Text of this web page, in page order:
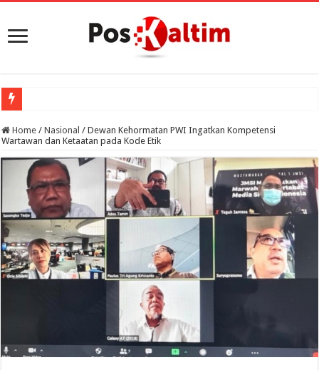
Home / Nasional / Dewan Kehormatan PWI Ingatkan Kompetensi
Wartawan dan Ketaatan pada Kode Etik